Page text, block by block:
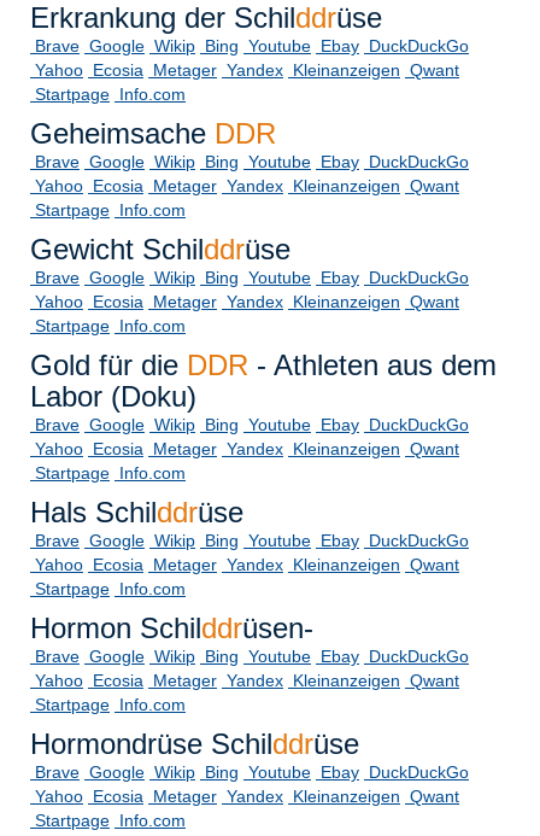
Erkrankung der Schilddrüse
Brave Google Wikip Bing Youtube Ebay DuckDuckGo
Yahoo Ecosia Metager Yandex Kleinanzeigen Qwant
Startpage Info.com
Geheimsache DDR
Brave Google Wikip Bing Youtube Ebay DuckDuckGo
Yahoo Ecosia Metager Yandex Kleinanzeigen Qwant
Startpage Info.com
Gewicht Schilddrüse
Brave Google Wikip Bing Youtube Ebay DuckDuckGo
Yahoo Ecosia Metager Yandex Kleinanzeigen Qwant
Startpage Info.com
Gold für die DDR - Athleten aus dem
Labor (Doku)
Brave Google Wikip Bing Youtube Ebay DuckDuckGo
Yahoo Ecosia Metager Yandex Kleinanzeigen Qwant
Startpage Info.com
Hals Schilddrüse
Brave Google Wikip Bing Youtube Ebay DuckDuckGo
Yahoo Ecosia Metager Yandex Kleinanzeigen Qwant
Startpage Info.com
Hormon Schilddrüsen-
Brave Google Wikip Bing Youtube Ebay DuckDuckGo
Yahoo Ecosia Metager Yandex Kleinanzeigen Qwant
Startpage Info.com
Hormondrüse Schilddrüse
Brave Google Wikip Bing Youtube Ebay DuckDuckGo
Yahoo Ecosia Metager Yandex Kleinanzeigen Qwant
Startpage Info.com